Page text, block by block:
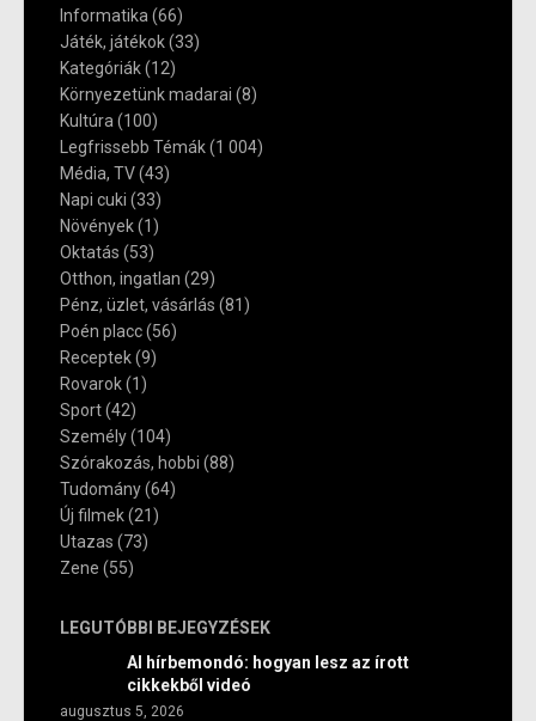
Informatika (66)
Játék, játékok(33)
Kategóriák(12)
Környezetünk madarai (8)
Kultúra (100)
Legfrissebb Témák(1 004)
Média, TV(43)
Napi cuki (33)
Növények(1)
Oktatás (53)
Otthon, ingatlan (29)
Pénz, üzlet, vásárlás (81)
Poén placc(56)
Receptek(9)
Rovarok(1)
Sport(42)
Személy(104)
Szórakozás, hobbi (88)
Tudomány(64)
Új filmek(21)
Utazas (73)
Zene (55)
LEGUTÓBBI BEJEGYZÉSEK
AI hírbemondó: hogyan lesz az írott
cikkekből videó
augusztus 5, 2026